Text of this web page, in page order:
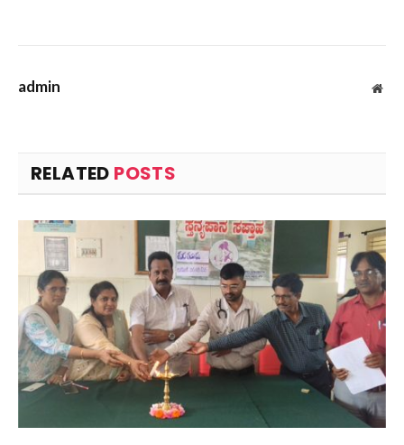
admin
RELATED POSTS